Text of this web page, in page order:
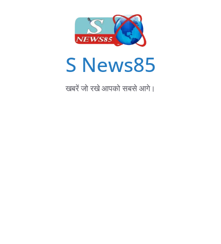
S News85
खबरें जो रखे आपको सबसे आगे।